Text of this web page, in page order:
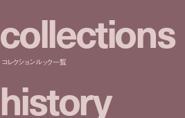
collections
コレクションルック一覧
history